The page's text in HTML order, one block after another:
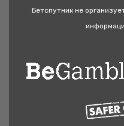
Бетспутник не